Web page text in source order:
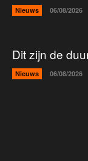
Nieuws 06/08/2026
Dit zijn de
Nieuws 06/08/2026